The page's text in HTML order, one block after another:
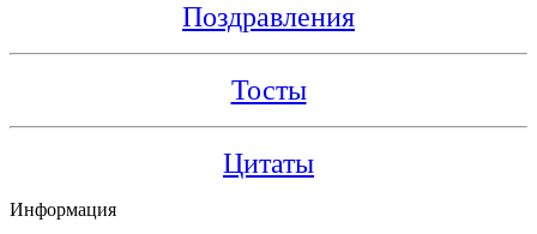
Поздравления
Тосты
Цитаты
Информация